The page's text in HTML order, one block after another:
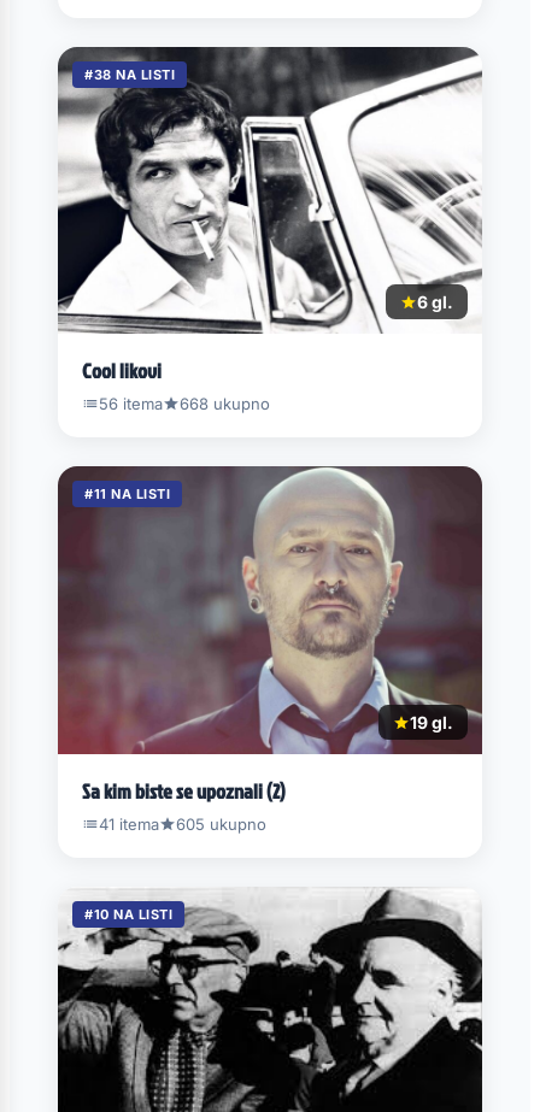
#38 NA LISTI
6 gl.
Cool likovi
56 itema 668 ukupno
#11 NA LISTI
19 gl.
Sa kim biste se upoznali (2)
41 itema 605 ukupno
#10 NA LISTI